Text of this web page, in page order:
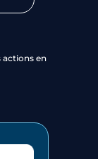
actions en